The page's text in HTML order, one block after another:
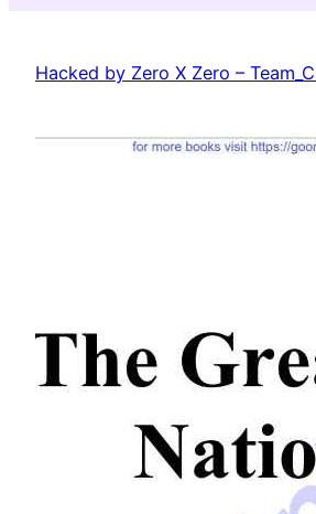
content
Hacked by Zero X Zero –